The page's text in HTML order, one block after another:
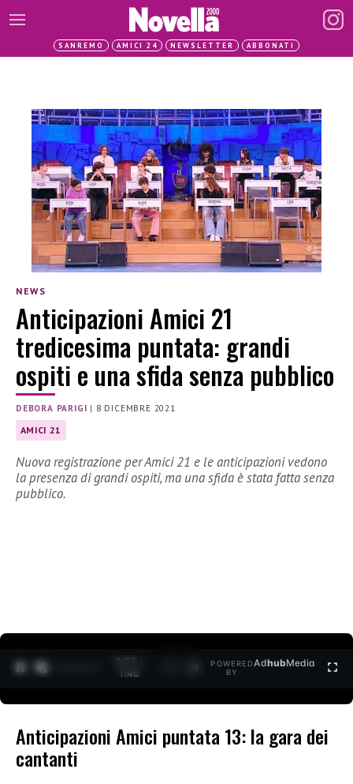
SANREMO AMICI 24 NEWSLETTER ABBONATI
NEWS
Anticipazioni Amici 21
tredicesima puntata: grandi
ospiti e una sfida senza pubblico
DEBORA PARIGI | 8 DICEMBRE 2021
AMICI 21
Nuova registrazione per Amici 21 e le anticipazioni vedono
la presenza di grandi ospiti, ma una sfida è stata fatta senza
pubblico.
0:27 /
1:40
POWERED
BY
AdhubMedia
Anticipazioni Amici puntata 13: la gara dei
cantanti